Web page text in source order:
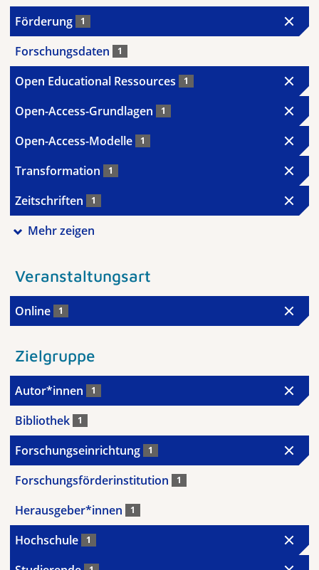
Förderung 1
Forschungsdaten 1
Open Educational Ressources 1
Open-Access-Grundlagen 1
Open-Access-Modelle 1
Transformation 1
Zeitschriften 1
Mehr zeigen
Veranstaltungsart
Online 1
Zielgruppe
Autor*innen 1
Bibliothek 1
Forschungseinrichtung 1
Forschungsförderinstitution 1
Herausgeber*innen 1
Hochschule 1